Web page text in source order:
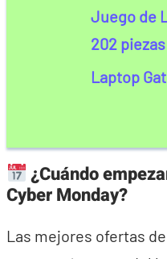
Juego de
202
Laptop
¿Cuándo
Cyber Monday?
Las mejores ofertas